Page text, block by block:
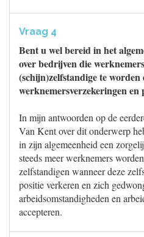
Vraag 4
Bent u wel bereid in het
over bedrijven die
(schijn)zelfstandige te
werknemersverzekeringen en
In mijn antwoorden op de
Van Kent over dit onderwerp
in zijn algemeenheid een
steeds meer werknemers
zelfstandigen wanneer deze
positie verkeren en zich
arbeidsomstandigheden en
accepteren.